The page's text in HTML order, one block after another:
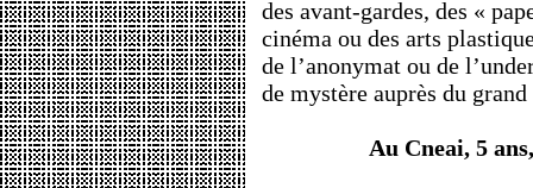
des avant-gardes, des «
cinéma ou des arts
de l’anonymat ou de
de mystère auprès du
Au Cneai, 5